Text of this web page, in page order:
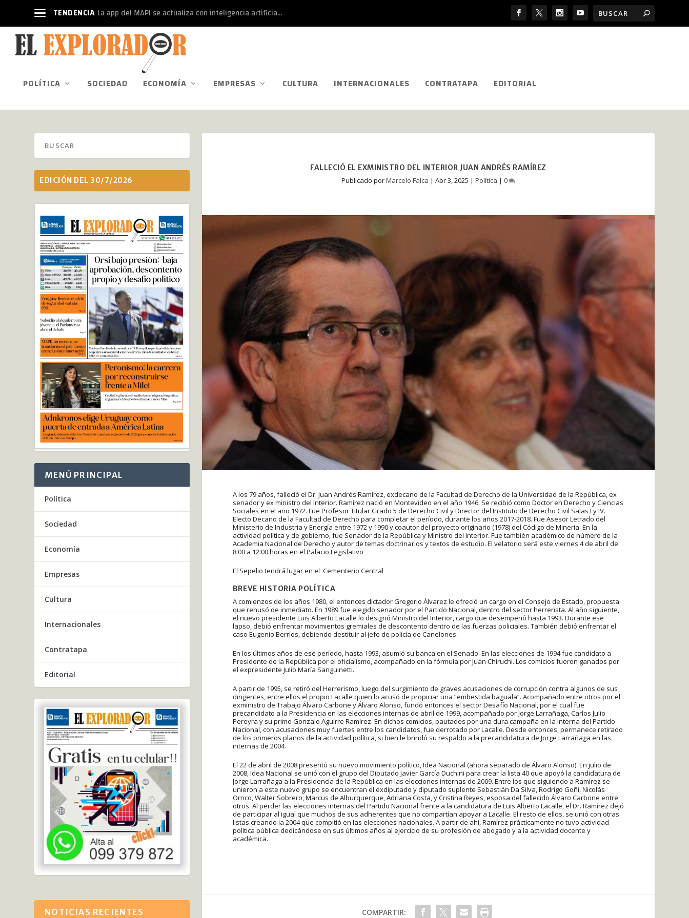
TENDENCIA La app del MAPI se actualiza con inteligencia artificia...
POLÍTICA SOCIEDAD ECONOMÍA EMPRESAS CULTURA INTERNACIONALES CONTRATAPA EDITORIAL
FALLECIÓ EL EXMINISTRO DEL INTERIOR JUAN ANDRÉS RAMÍREZ
Publicado porMarcelo Falca | Abr 3, 2025 | Política | 0
A los 79 años, falleció el Dr. Juan Andrés Ramírez, exdecano de la Facultad de Derecho de la Universidad de la República, ex
senador y ex ministro del Interior. Ramírez nació en Montevideo en el año 1946. Se recibió como Doctor en Derecho y Ciencias
Sociales en el año 1972. Fue Profesor Titular Grado 5 de Derecho Civil y Director del Instituto de Derecho Civil Salas I y IV.
Electo Decano de la Facultad de Derecho para completar el período, durante los años 2017-2018. Fue Asesor Letrado del
Ministerio de Industria y Energía entre 1972 y 1990 y coautor del proyecto originario (1978) del Código de Minería. En la
actividad política y de gobierno, fue Senador de la República y Ministro del Interior. Fue también académico de número de la
Academia Nacional de Derecho y autor de temas doctrinarios y textos de estudio. El velatorio será este viernes 4 de abril de
8:00 a 12:00 horas en el Palacio Legislativo
El Sepelio tendrá lugar en el Cementerio Central
BREVE HISTORIA POLÍTICA
A comienzos de los años 1980, el entonces dictador Gregorio Álvarez le ofreció un cargo en el Consejo de Estado, propuesta
que rehusó de inmediato. En 1989 fue elegido senador por el Partido Nacional, dentro del sector herrerista. Al año siguiente,
el nuevo presidente Luis Alberto Lacalle lo designó Ministro del Interior, cargo que desempeñó hasta 1993. Durante ese
lapso, debió enfrentar movimientos gremiales de descontento dentro de las fuerzas policiales. También debió enfrentar el
caso Eugenio Berríos, debiendo destituir al jefe de policía de Canelones.
En los últimos años de ese período, hasta 1993, asumió su banca en el Senado. En las elecciones de 1994 fue candidato a
Presidente de la República por el oficialismo, acompañado en la fórmula por Juan Chiruchi. Los comicios fueron ganados por
el expresidente Julio María Sanguinetti.
A partir de 1995, se retiró del Herrerismo, luego del surgimiento de graves acusaciones de corrupción contra algunos de sus
dirigentes, entre ellos el propio Lacalle quien lo acusó de propiciar una “embestida baguala”. Acompañado entre otros por el
exministro de Trabajo Álvaro Carbone y Álvaro Alonso, fundó entonces el sector Desafío Nacional, por el cual fue
precandidato a la Presidencia en las elecciones internas de abril de 1999, acompañado por Jorge Larrañaga, Carlos Julio
Pereyra y su primo Gonzalo Aguirre Ramírez. En dichos comicios, pautados por una dura campaña en la interna del Partido
Nacional, con acusaciones muy fuertes entre los candidatos, fue derrotado por Lacalle. Desde entonces, permanece retirado
de los primeros planos de la actividad política, si bien le brindó su respaldo a la precandidatura de Jorge Larrañaga en las
internas de 2004.
El 22 de abril de 2008 presentó su nuevo movimiento político, Idea Nacional (ahora separado de Álvaro Alonso). En julio de
2008, Idea Nacional se unió con el grupo del Diputado Javier García Duchini para crear la lista 40 que apoyó la candidatura de
Jorge Larrañaga a la Presidencia de la República en las elecciones internas de 2009. Entre los que siguiendo a Ramírez se
unieron a este nuevo grupo se encuentran el exdiputado y diputado suplente Sebastián Da Silva, Rodrigo Goñi, Nicolás
Orrico, Walter Sobrero, Marcus de Alburquerque, Adriana Costa, y Cristina Reyes, esposa del fallecido Álvaro Carbone entre
otros. Al perder las elecciones internas del Partido Nacional frente a la candidatura de Luis Alberto Lacalle, el Dr. Ramírez dejó
de participar al igual que muchos de sus adherentes que no compartían apoyar a Lacalle. El resto de ellos, se unió con otras
listas creando la 2004 que compitió en las elecciones nacionales. A partir de ahí, Ramírez prácticamente no tuvo actividad
política pública dedicándose en sus últimos años al ejercicio de su profesión de abogado y a la actividad docente y
académica.
COMPARTIR:
EDICIÓN DEL 30/7/2026
MENÚ PRINCIPAL
Política
Sociedad
Economía
Empresas
Cultura
Internacionales
Contratapa
Editorial
NOTICIAS RECIENTES